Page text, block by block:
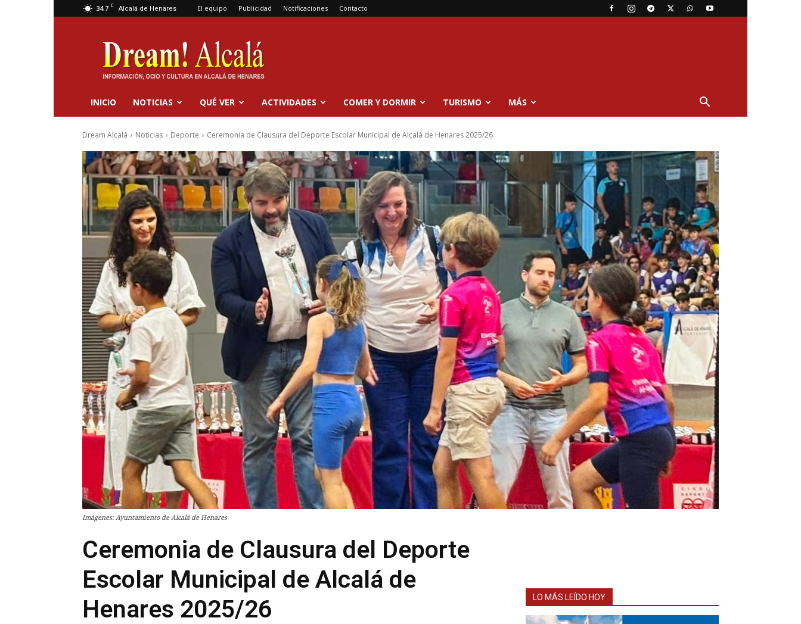
34.7 C Alcalá de Henares El equipo Publicidad Notificaciones Contacto
Dream
Alcalá
INICIO NOTICIAS QUÉ VER ACTIVIDADES COMER Y DORMIR TURISMO MÁS
Dream Alcalá Noticias Deporte Ceremonia de Clausura del Deporte Escolar Municipal de Alcalá de Henares 2025/26
Imágenes: Ayuntamiento de Alcalá de Henares
Ceremonia de Clausura del Deporte
Escolar Municipal de Alcalá de
Henares 2025/26
LO MÁS LEÍDO HOY